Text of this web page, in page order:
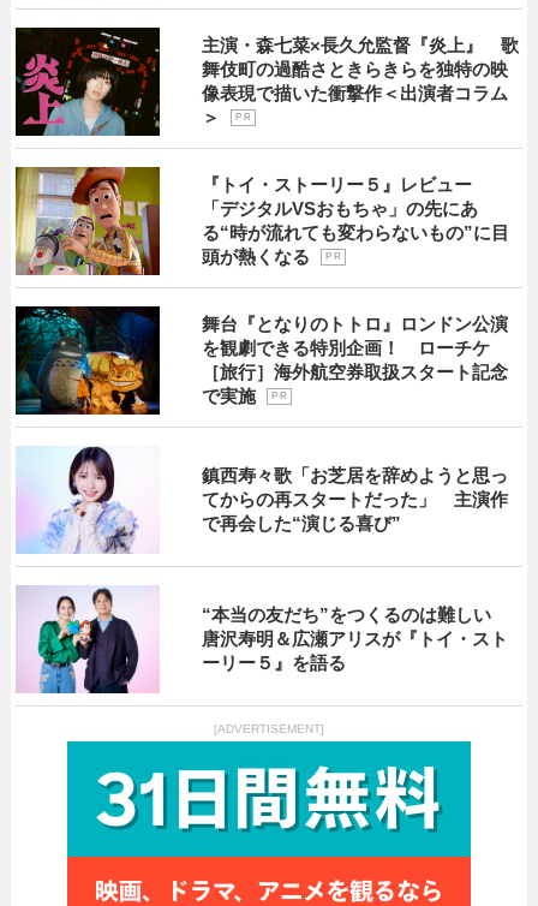
主演・森七菜×長久允監督『炎上』 歌
舞伎町の過酷さときらきらを独特の映
像表現で描いた衝撃作＜出演者コラム
＞
P R
『トイ・ストーリー５』レビュー
「デジタルVSおもちゃ」の先にあ
る“時が流れても変わらないもの”に目
頭が熱くなる
P R
舞台『となりのトトロ』ロンドン公演
を観劇できる特別企画！ ローチケ
［旅行］海外航空券取扱スタート記念
で実施
P R
鎮西寿々歌「お芝居を辞めようと思っ
てからの再スタートだった」 主演作
で再会した“演じる喜び”
“本当の友だち”をつくるのは難しい
唐沢寿明＆広瀬アリスが『トイ・スト
ーリー５』を語る
[ADVERTISEMENT]